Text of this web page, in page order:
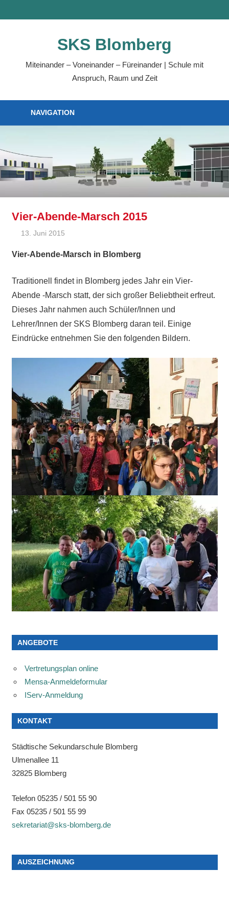
Inhalt
SKS Blomberg
Miteinander – Voneinander – Füreinander | Schule mit
Anspruch, Raum und Zeit
NAVIGATION
Vier-Abende-Marsch 2015
13. Juni 2015
Vier-Abende-Marsch in Blomberg
Traditionell findet in Blomberg jedes Jahr ein Vier-
Abende -Marsch statt, der sich großer Beliebtheit erfreut.
Dieses Jahr nahmen auch Schüler/Innen und
Lehrer/Innen der SKS Blomberg daran teil. Einige
Eindrücke entnehmen Sie den folgenden Bildern.
ANGEBOTE
Vertretungsplan online
Mensa-Anmeldeformular
IServ-Anmeldung
KONTAKT
Städtische Sekundarschule Blomberg
Ulmenallee 11
32825 Blomberg
Telefon 05235 / 501 55 90
Fax 05235 / 501 55 99
sekretariat@sks-blomberg.de
AUSZEICHNUNG